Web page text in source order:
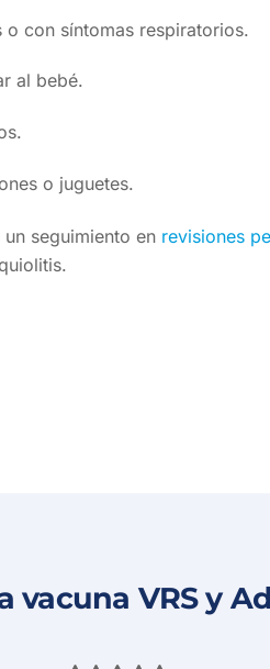
con síntomas respiratorios.
al bebé.
o juguetes.
seguimiento en revisiones
vacuna VRS y